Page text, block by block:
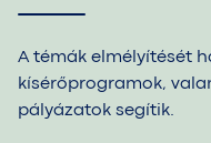
A témák elmélyítését
kísérőprogramok,
pályázatok segítik.